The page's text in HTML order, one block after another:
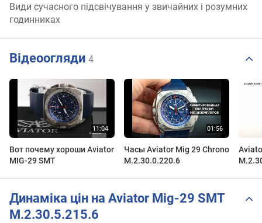
Види сучасного підсвічування у звичайних і розумних
годинниках
Відеоогляди 4
Вот почему хороши Aviator
MIG-29 SMT
Часы Aviator Mig 29 Chrono
M.2.30.0.220.6
Динаміка цін на Aviator Mig-29 SMT
M.2.30.5.215.6